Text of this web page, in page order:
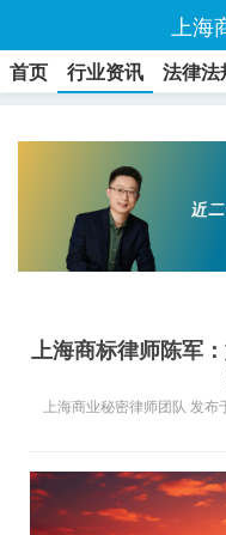
上
首页 行业资讯 法律法
上海商标律师陈军
上海商业秘密律师团队 发